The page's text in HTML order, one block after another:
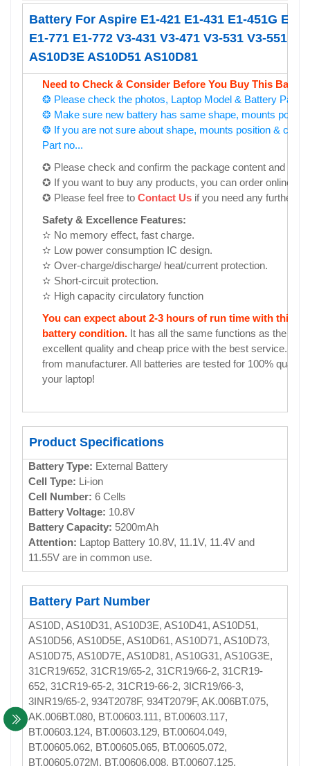
Battery For Aspire E1-421 E1-431 E1-451G E1-
E1-771 E1-772 V3-431 V3-471 V3-531 V3-551
AS10D3E AS10D51 AS10D81
Need to Check & Consider Before You Buy This
❂ Please check the photos, Laptop Model & Battery Part
❂ Make sure new battery has same shape, mounts
❂ If you are not sure about shape, mounts position &
Part no...
✪ Please check and confirm the package content and the
✪ If you want to buy any products, you can order online
✪ Please feel free to Contact Us if you need any further
Safety & Excellence Features:
✫ No memory effect, fast charge.
✫ Low power consumption IC design.
✫ Over-charge/discharge/ heat/current protection.
✫ Short-circuit protection.
✫ High capacity circulatory function
You can expect about 2-3 hours of run time with this
battery condition. It has all the same functions as the
excellent quality and cheap price with the best service.
from manufacturer. All batteries are tested for 100%
your laptop!
Product Specifications
Battery Type: External Battery
Cell Type: Li-ion
Cell Number: 6 Cells
Battery Voltage: 10.8V
Battery Capacity: 5200mAh
Attention: Laptop Battery 10.8V, 11.1V, 11.4V and
11.55V are in common use.
Battery Part Number
AS10D, AS10D31, AS10D3E, AS10D41, AS10D51,
AS10D56, AS10D5E, AS10D61, AS10D71, AS10D73,
AS10D75, AS10D7E, AS10D81, AS10G31, AS10G3E,
31CR19/652, 31CR19/65-2, 31CR19/66-2, 31CR19-
652, 31CR19-65-2, 31CR19-66-2, 3ICR19/66-3,
3INR19/65-2, 934T2078F, 934T2079F, AK.006BT.075,
AK.006BT.080, BT.00603.111, BT.00603.117,
BT.00603.124, BT.00603.129, BT.00604.049,
BT.00605.062, BT.00605.065, BT.00605.072,
BT.00605.072M, BT.00606.008, BT.00607.125,